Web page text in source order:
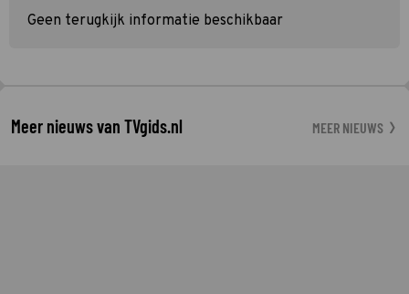
Geen terugkijk informatie beschikbaar
Meer nieuws van TVgids.nl MEER NIEUWS